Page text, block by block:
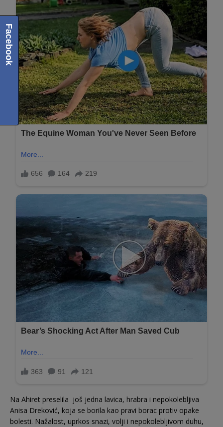
Na Ahiret preselila još jedna lavica, hrabra i nepokolebljiva
Anisa Dreković, koja se borila kao pravi borac protiv opake
bolesti. Nažalost, uprkos snazi, volji i nepokolebljivom duhu,
Facebook